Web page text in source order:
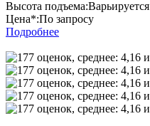
Высота подъема:Варьируется
Цена*:По запросу
Подробнее